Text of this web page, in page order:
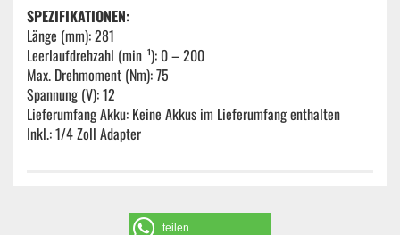
SPEZIFIKATIONEN:
Länge (mm): 281
Leerlaufdrehzahl (min⁻¹): 0 – 200
Max. Drehmoment (Nm): 75
Spannung (V): 12
Lieferumfang Akku: Keine Akkus im Lieferumfang enthalten
Inkl.: 1/4 Zoll Adapter
teilen